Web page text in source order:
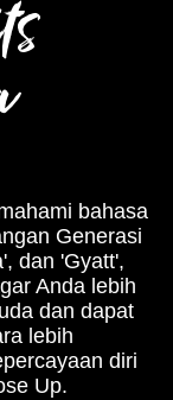
bahasa
Generasi
dan 'Gyatt',
Anda lebih
dan dapat
lebih
diri
Up.